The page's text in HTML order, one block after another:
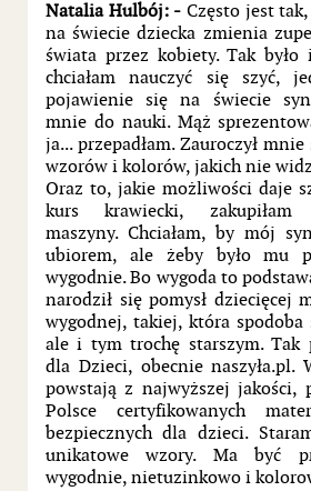
Natalia Hulbój: -Często jest
na świecie dziecka zmienia
świata przez kobiety. Tak
chciałam nauczyć się szyć,
pojawienie się na świecie
mnie do nauki. Mąż
ja... przepadłam. Zauroczył
wzorów i kolorów, jakich nie
Oraz to, jakie możliwości daje
kurs krawiecki, zakupiłam
maszyny. Chciałam, by mój
ubiorem, ale żeby było mu
wygodnie. Bo wygoda to
narodził się pomysł dziecięcej
wygodnej, takiej, która spodoba
ale i tym trochę starszym. Tak
dla Dzieci, obecnie naszyła.pl.
powstają z najwyższej jakości,
Polsce certyfikowanych
bezpiecznych dla dzieci.
unikatowe wzory. Ma być
wygodnie, nietuzinkowo i